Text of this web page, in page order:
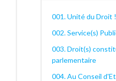
001. Unité du Droit !
002. Service(s)
003. Droit(s)
parlementaire
004. Au Conseil